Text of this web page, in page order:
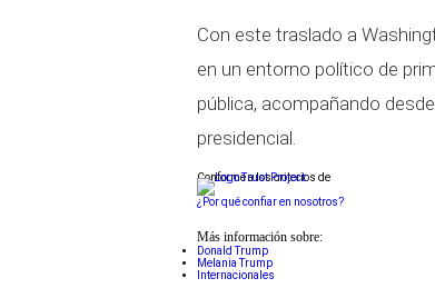
Con este traslado a
en un entorno político de
pública, acompañando
presidencial.
Conforme a los criterios de
¿Por qué confiar en nosotros?
Más información sobre:
Donald Trump
Melania Trump
Internacionales